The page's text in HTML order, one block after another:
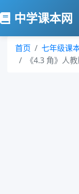
中学课本网
首页
七年级课
《4.3 角》人